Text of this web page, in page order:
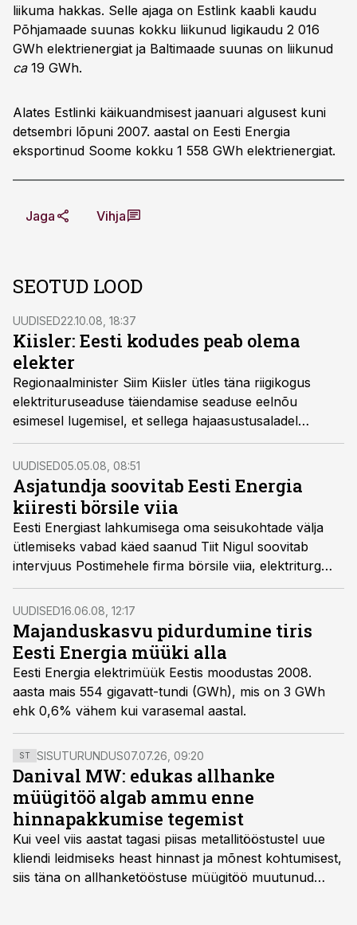
liikuma hakkas. Selle ajaga on Estlink kaabli kaudu
Põhjamaade suunas kokku liikunud ligikaudu 2 016
GWh elektrienergiat ja Baltimaade suunas on liikunud
ca19 GWh.
Alates Estlinki käikuandmisest jaanuari algusest kuni
detsembri lõpuni 2007. aastal on Eesti Energia
eksportinud Soome kokku 1 558 GWh elektrienergiat.
Jaga Vihja
SEOTUD LOOD
UUDISED22.10.08, 18:37
Kiisler: Eesti kodudes peab olema
elekter
Regionaalminister Siim Kiisler ütles täna riigikogus
elektrituruseaduse täiendamise seaduse eelnõu
esimesel lugemisel, et sellega hajaasustusaladel
paiknevatele peredele elektrivõrguga liitumise
võimaldamine on suure regionaalpoliitilise tähtsusega.
UUDISED05.05.08, 08:51
Asjatundja soovitab Eesti Energia
kiiresti börsile viia
Eesti Energiast lahkumisega oma seisukohtade välja
ütlemiseks vabad käed saanud Tiit Nigul soovitab
intervjuus Postimehele firma börsile viia, elektriturg
avada ja loobuda mõttest toota kogu vajalik elekter
kodumaal.
UUDISED16.06.08, 12:17
Majanduskasvu pidurdumine tiris
Eesti Energia müüki alla
Eesti Energia elektrimüük Eestis moodustas 2008.
aasta mais 554 gigavatt-tundi (GWh), mis on 3 GWh
ehk 0,6% vähem kui varasemal aastal.
ST SISUTURUNDUS07.07.26, 09:20
Danival MW: edukas allhanke
müügitöö algab ammu enne
hinnapakkumise tegemist
Kui veel viis aastat tagasi piisas metallitööstustel uue
kliendi leidmiseks heast hinnast ja mõnest kohtumisest,
siis täna on allhanketööstuse müügitöö muutunud